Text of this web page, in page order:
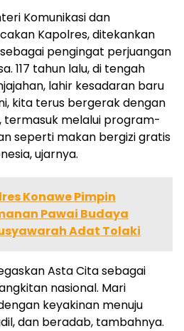
Komunikasi dan
Kapolres, ditekankan
pengingat perjuangan
117 tahun lalu, di tengah
lahir kesadaran baru
kita terus bergerak dengan
termasuk melalui program-
seperti makan bergizi gratis
ujarnya.
Konawe Pimpin
Pawai Budaya
Adat Tolaki
Asta Cita sebagai
nasional. Mari
keyakinan menuju
dan beradab, tambahnya.